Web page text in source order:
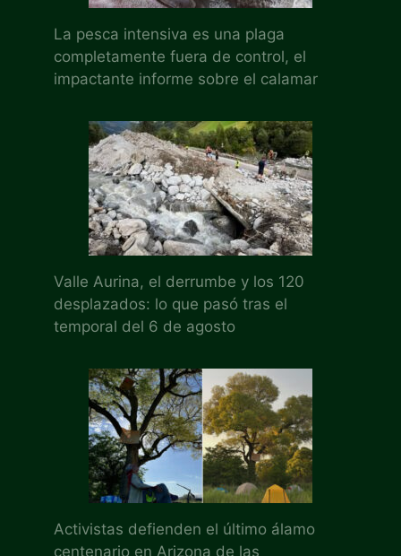
La pesca intensiva es una plaga
completamente fuera de control, el
impactante informe sobre el calamar
Valle Aurina, el derrumbe y los 120
desplazados: lo que pasó tras el
temporal del 6 de agosto
Activistas defienden el último álamo
centenario en Arizona de las